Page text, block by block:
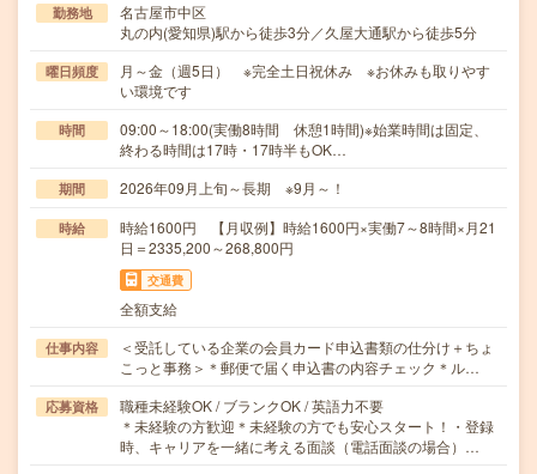
勤務地
名古屋市中区
丸の内(愛知県)駅から徒歩3分／久屋大通駅から徒歩5分
曜日頻度
月～金（週5日） ※完全土日祝休み ※お休みも取りやす
い環境です
時間
09:00～18:00(実働8時間 休憩1時間)※始業時間は固定、
終わる時間は17時・17時半もOK…
期間 2026年09月上旬～長期 ※9月～！
時給
時給1600円 【月収例】時給1600円×実働7～8時間×月21
日＝2335,200～268,800円
交通費
全額支給
仕事内容
＜受託している企業の会員カード申込書類の仕分け＋ちょ
こっと事務＞＊郵便で届く申込書の内容チェック＊ル…
応募資格
職種未経験OK / ブランクOK / 英語力不要
＊未経験の方歓迎＊未経験の方でも安心スタート！・登録
時、キャリアを一緒に考える面談（電話面談の場合）…